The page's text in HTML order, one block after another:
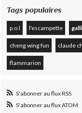
Tags populaires
p.o.l l'escampette
cheng wing fun claude
flammarion
S'abonner au flux RSS
S'abonner au flux ATOM